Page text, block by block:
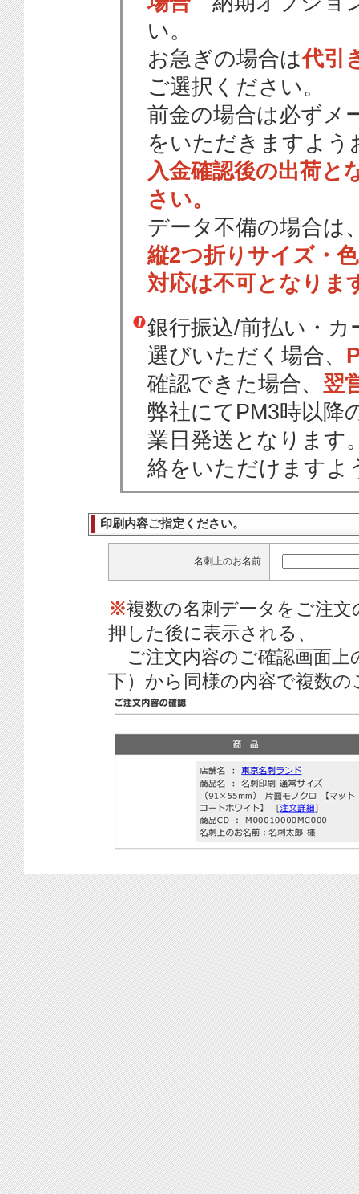
い。
お急ぎの場合は代引
ご選択ください。
前金の場合は必ずメ
をいただきますよう
入金確認後の出荷と
さい。
データ不備の場合は
縦2つ折りサイズ・
対応は不可となりま
銀行振込/前払い・
選びいただく場合、
確認できた場合、 翌
弊社にてPM3時以降
業日発送となります
絡をいただけますよ
印刷内容ご指定ください。
名刺上のお名前
※複数の名刺データをご注
押した後に表示される、
ご注文内容のご確認画面上
下）から同様の内容で複数